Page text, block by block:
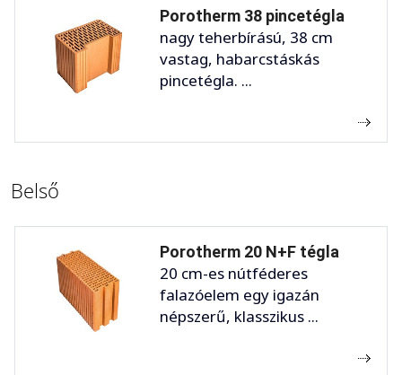
Porotherm 38 pincetégla
nagy teherbírású, 38 cm
vastag, habarcstáskás
pincetégla. ...
Belső
Porotherm 20 N+F tégla
20 cm-es nútféderes
falazóelem egy igazán
népszerű, klasszikus ...